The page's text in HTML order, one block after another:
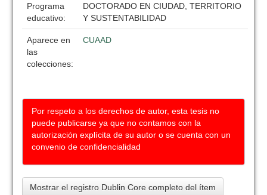
Programa
educativo:
DOCTORADO EN CIUDAD, TERRITORIO
Y SUSTENTABILIDAD
Aparece en
las
colecciones:
CUAAD
Por respeto a los derechos de autor, esta tesis no
puede publicarse ya que no contamos con la
autorización explícita de su autor o se cuenta con un
convenio de confidencialidad
Mostrar el registro Dublin Core completo del ítem